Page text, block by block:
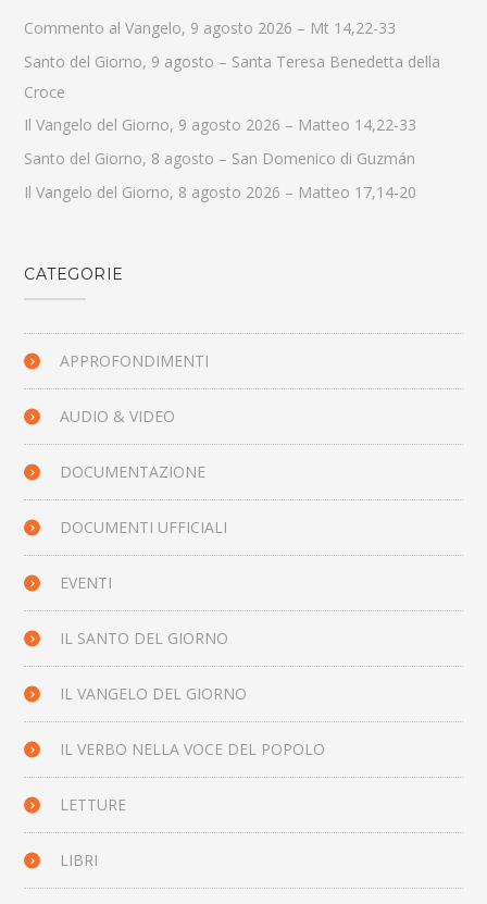
Commento al Vangelo, 9 agosto 2026 – Mt 14,22-33
Santo del Giorno, 9 agosto – Santa Teresa Benedetta della
Croce
Il Vangelo del Giorno, 9 agosto 2026 – Matteo 14,22-33
Santo del Giorno, 8 agosto – San Domenico di Guzmán
Il Vangelo del Giorno, 8 agosto 2026 – Matteo 17,14-20
CATEGORIE
APPROFONDIMENTI
AUDIO & VIDEO
DOCUMENTAZIONE
DOCUMENTI UFFICIALI
EVENTI
IL SANTO DEL GIORNO
IL VANGELO DEL GIORNO
IL VERBO NELLA VOCE DEL POPOLO
LETTURE
LIBRI